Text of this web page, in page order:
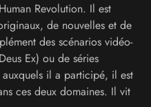
Revolution. Il est
de nouvelles et de
des scénarios vidéo-
Ex) ou de séries
auxquels il a participé, il est
ces deux domaines. Il vit